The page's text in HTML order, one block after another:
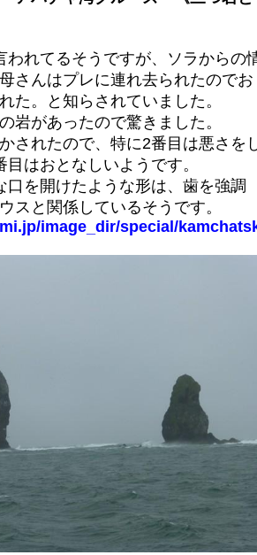
われてるそうですが、ソラからの
さんはプレに連れ去られたのでお
た。と知らされていました。
岩があったので驚きました。
されたので、特に2番目は悪さを
はおとなしいようです。
口を開けたような形は、歯を強調
スと関係しているそうです。
image_dir/special/